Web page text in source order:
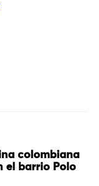
colombiana
el barrio Polo